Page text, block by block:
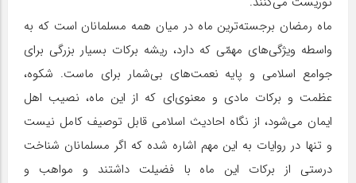
ماه رمضان برجسته‌ترین ماه در میان همه مسلمانان است که به
واسطه ویژگى‌هاى مهمّى که دارد، ریشه برکات بسیار بزرگی برای
جوامع اسلامی و پایه نعمت‌هاى بى‌شمار برای ماست. شکوه،
عظمت و برکات مادی و معنوى‌اى که از این ماه، نصیب اهل
ایمان مى‌شود، از نگاه احادیث اسلامى قابل توصیف کامل نیست
و تنها در روایات به این مهم اشاره شده که اگر مسلمانان شناخت
درستى از برکات این ماه با فضیلت داشتند و مواهب و